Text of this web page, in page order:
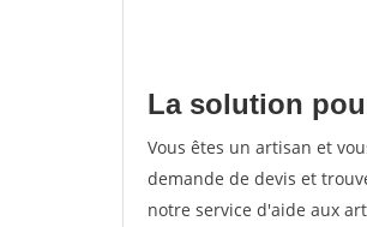
La solution
Vous êtes un artisan et
demande de devis et
notre service d'aide aux